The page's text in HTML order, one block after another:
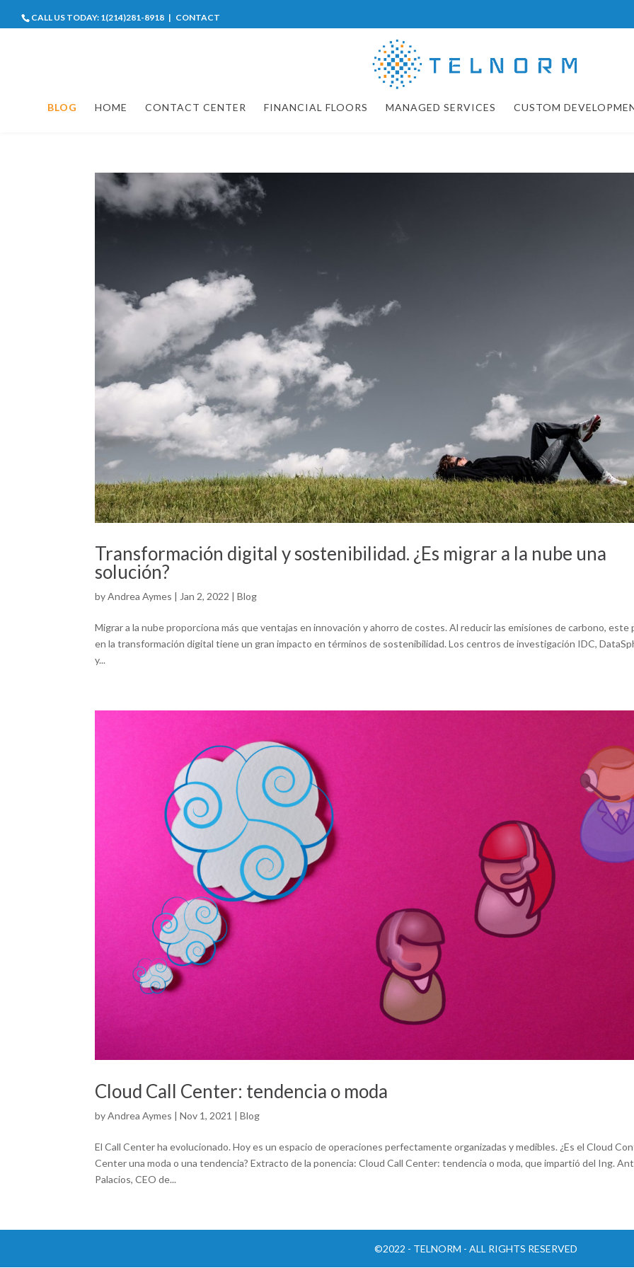
CALL US TODAY: 1(214)281-8918 | CONTACT
BLOG HOME CONTACT CENTER FINANCIAL FLOORS MANAGED SERVICES CUSTOM
Transformación digital y sostenibilidad. ¿Es migrar a la nube una
solución?
byAndrea Aymes | Jan 2, 2022 |Blog
Migrar a la nube proporciona más que ventajas en innovación y ahorro de costes. Al reducir las emisiones de carbono, este
en la transformación digital tiene un gran impacto en términos de sostenibilidad. Los centros de investigación IDC,
y...
Cloud Call Center: tendencia o moda
byAndrea Aymes |Nov 1, 2021 |Blog
El Call Center ha evolucionado. Hoy es un espacio de operaciones perfectamente organizadas y medibles. ¿Es el Cloud
Center una moda o una tendencia? Extracto de la ponencia: Cloud Call Center: tendencia o moda, que impartió del Ing.
Palacios, CEO de...
©2022 - TELNORM - ALL RIGHTS RESERVED